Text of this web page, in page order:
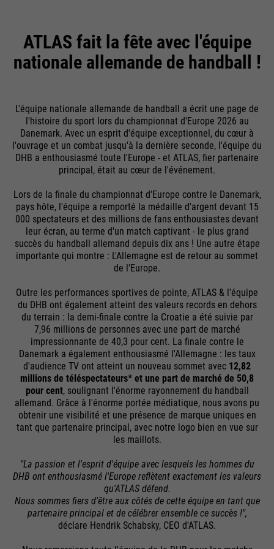
Purpose
pleasant and fluid: They enable the
website to recognize you and thus
keep your session open. When a
value (so-called "hash value") for the
corresponding database entry of the
user.
Name
PHPSESSID
Providers
Ende der Sitzung
Running
End of session
Purpose
PHP's standard session
identification (only relevant for
administrators).
Name
be_typo_user
Providers
TYPO3
Purpose
This cookie tells the website
whether a visitor is logged into the
Typo3 backend and has the rights to
manage it.
Running
time
24 months
Name
__utmb
Providers
Google Analytics
Running
time
30 days
Used to determine new sessions &
visits. Is updated every time data is
sent to Google Analytics.
Name
__utmc
Providers
Google Analytics
Running
time
End of session
Purpose
In the past, this cookie was used in
conjunction with the __utmb cookie
to determine if the user was in a new
session / visit.
We use Google Maps on this website. This enables us to
show you interactive maps directly on the website and
enables you to conveniently use the map function.
Providers
Google Maps
Running
6 months
Purpose
Used to unlock Google Maps
content. Cookies are included in
requests that browsers send to
Google websites. Contains a unique
ID that Google uses to save your
preferred settings and other
etc.
Name
1P_JAR
Providers
Google
Running
time
1 month
Name
HSID
Providers
Google
Externe Inhalte
ATLAS fait la fête avec l'équipe
nationale allemande de handball !
L'équipe nationale allemande de handball a écrit une page de
l'histoire du sport lors du championnat d'Europe 2026 au
Danemark. Avec un esprit d'équipe exceptionnel, du cœur à
l'ouvrage et un combat jusqu'à la dernière seconde, l'équipe du
DHB a enthousiasmé toute l'Europe - et ATLAS, fier partenaire
principal, était au cœur de l'événement.
Lors de la finale du championnat d'Europe contre le Danemark,
pays hôte, l'équipe a remporté la médaille d'argent devant 15
000 spectateurs et des millions de fans enthousiastes devant
leur écran, au terme d'un match captivant - le plus grand
succès du handball allemand depuis dix ans ! Une autre étape
importante qui montre : L'Allemagne est de retour au sommet
de l'Europe.
Outre les performances sportives de pointe, ATLAS & l'équipe
du DHB ont également atteint des valeurs records en dehors
du terrain : la demi-finale contre la Croatie a été suivie par
7,96 millions de personnes avec une part de marché
impressionnante de 40,3 pour cent. La finale contre le
Danemark a également enthousiasmé l'Allemagne : les taux
d'audience TV ont atteint un nouveau sommet avec 12,82
millions de téléspectateurs* et une part de marché de 50,8
pour cent, soulignant l'énorme rayonnement du handball
allemand. Grâce à l'énorme portée médiatique, nous avons pu
obtenir une visibilité et une présence de marque uniques en
tant que partenaire principal, avec notre logo bien en vue sur
les maillots.
"La passion et l'esprit d'équipe avec lesquels les hommes du
DHB ont enthousiasmé l'Europe reflètent exactement les valeurs
qu'ATLAS défend.
Nous sommes fiers d'être aux côtés de cette équipe en tant que
partenaire principal et de célébrer ensemble ce succès !",
déclare Hendrik Schabsky, CEO d'ATLAS.